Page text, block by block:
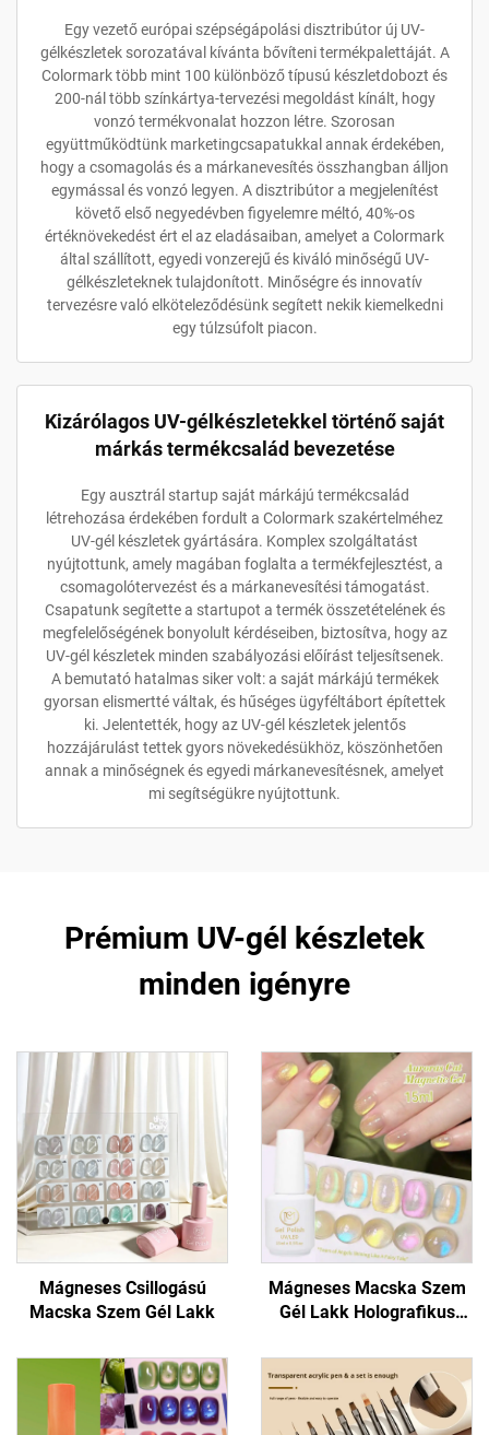
Egy vezető európai szépségápolási disztribútor új UV-
gélkészletek sorozatával kívánta bővíteni termékpalettáját. A
Colormark több mint 100 különböző típusú készletdobozt és
200-nál több színkártya-tervezési megoldást kínált, hogy
vonzó termékvonalat hozzon létre. Szorosan
együttműködtünk marketingcsapatukkal annak érdekében,
hogy a csomagolás és a márkanevesítés összhangban álljon
egymással és vonzó legyen. A disztribútor a megjelenítést
követő első negyedévben figyelemre méltó, 40%-os
értéknövekedést ért el az eladásaiban, amelyet a Colormark
által szállított, egyedi vonzerejű és kiváló minőségű UV-
gélkészleteknek tulajdonított. Minőségre és innovatív
tervezésre való elköteleződésünk segített nekik kiemelkedni
egy túlzsúfolt piacon.
Kizárólagos UV-gélkészletekkel történő saját
márkás termékcsalád bevezetése
Egy ausztrál startup saját márkájú termékcsalád
létrehozása érdekében fordult a Colormark szakértelméhez
UV-gél készletek gyártására. Komplex szolgáltatást
nyújtottunk, amely magában foglalta a termékfejlesztést, a
csomagolótervezést és a márkanevesítési támogatást.
Csapatunk segítette a startupot a termék összetételének és
megfelelőségének bonyolult kérdéseiben, biztosítva, hogy az
UV-gél készletek minden szabályozási előírást teljesítsenek.
A bemutató hatalmas siker volt: a saját márkájú termékek
gyorsan elismertté váltak, és hűséges ügyféltábort építettek
ki. Jelentették, hogy az UV-gél készletek jelentős
hozzájárulást tettek gyors növekedésükhöz, köszönhetően
annak a minőségnek és egyedi márkanevesítésnek, amelyet
mi segítségükre nyújtottunk.
Prémium UV-gél készletek
minden igényre
Mágneses Csillogású
Macska Szem Gél Lakk
Mágneses Macska Szem
Gél Lakk Holografikus